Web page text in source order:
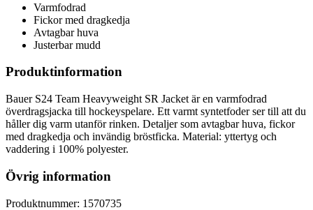
Varmfodrad
Fickor med dragkedja
Avtagbar huva
Justerbar mudd
Produktinformation
Bauer S24 Team Heavyweight SR Jacket är en varmfodrad
överdragsjacka till hockeyspelare. Ett varmt syntetfoder ser till att du
håller dig varm utanför rinken. Detaljer som avtagbar huva, fickor
med dragkedja och invändig bröstficka. Material: yttertyg och
vaddering i 100% polyester.
Övrig information
Produktnummer: 1570735